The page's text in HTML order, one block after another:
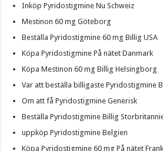
Inköp Pyridostigmine Nu Schweiz
Mestinon 60 mg Göteborg
Beställa Pyridostigmine 60 mg Billig USA
Köpa Pyridostigmine På nätet Danmark
Köpa Mestinon 60 mg Billig Helsingborg
Var att beställa billigaste Pyridostigmine
Om att få Pyridostigmine Generisk
Beställa Pyridostigmine Billig
uppköp Pyridostigmine Belgien
Köpa Pyridostigmine 60 mg På nätet